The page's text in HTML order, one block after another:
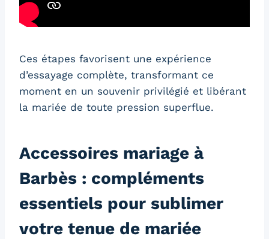
Ces étapes favorisent une expérience
d’essayage complète, transformant ce
moment en un souvenir privilégié et libérant
la mariée de toute pression superflue.
Accessoires mariage à
Barbès : compléments
essentiels pour sublimer
votre tenue de mariée